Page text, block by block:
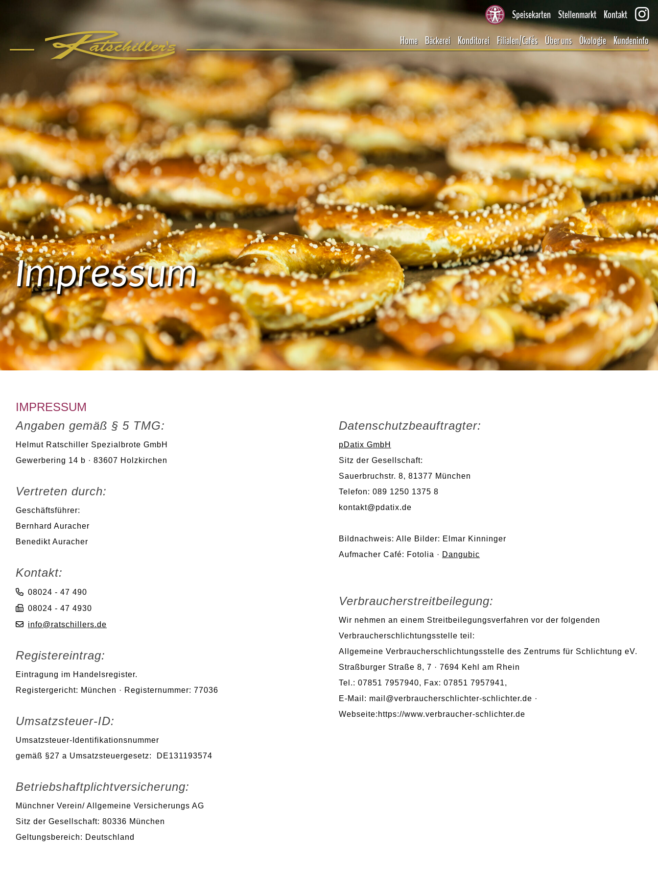
Speisekarten Stellenmarkt Kontakt
Home Bäckerei Konditorei Filialen/Cafés Über uns Ökologie Kundeninfo
Impressum
IMPRESSUM
Angaben gemäß § 5 TMG:
Helmut Ratschiller Spezialbrote GmbH
Gewerbering 14 b · 83607 Holzkirchen
Vertreten durch:
Geschäftsführer:
Bernhard Auracher
Benedikt Auracher
Kontakt:
08024 - 47 490
08024 - 47 4930
info@ratschillers.de
Registereintrag:
Eintragung im Handelsregister.
Registergericht: München · Registernummer: 77036
Umsatzsteuer-ID:
Umsatzsteuer-Identifikationsnummer
gemäß §27 a Umsatzsteuergesetz: DE131193574
Betriebshaftplichtversicherung:
Münchner Verein/ Allgemeine Versicherungs AG
Sitz der Gesellschaft: 80336 München
Geltungsbereich: Deutschland
Datenschutzbeauftragter:
pDatix GmbH
Sitz der Gesellschaft:
Sauerbruchstr. 8, 81377 München
Telefon: 089 1250 1375 8
kontakt@pdatix.de
Bildnachweis: Alle Bilder: Elmar Kinninger
Aufmacher Café: Fotolia · Dangubic
Verbraucherstreitbeilegung:
Wir nehmen an einem Streitbeilegungsverfahren vor der folgenden
Verbraucherschlichtungsstelle teil:
Allgemeine Verbraucherschlichtungsstelle des Zentrums für Schlichtung eV.
Straßburger Straße 8, 7 · 7694 Kehl am Rhein
Tel.: 07851 7957940, Fax: 07851 7957941,
E-Mail: mail@verbraucherschlichter-schlichter.de ·
Webseite:https://www.verbraucher-schlichter.de